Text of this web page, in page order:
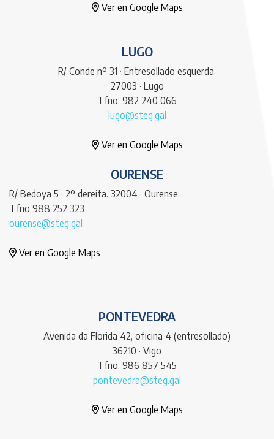
Ver en Google Maps
LUGO
R/ Conde nº 31 · Entresollado esquerda.
27003 · Lugo
Tfno. 982 240 066
lugo@steg.gal
Ver en Google Maps
OURENSE
R/ Bedoya 5 · 2º dereita. 32004 · Ourense
Tfno 988 252 323
ourense@steg.gal
Ver en Google Maps
PONTEVEDRA
Avenida da Florida 42, oficina 4 (entresollado)
36210 · Vigo
Tfno. 986 857 545
pontevedra@steg.gal
Ver en Google Maps